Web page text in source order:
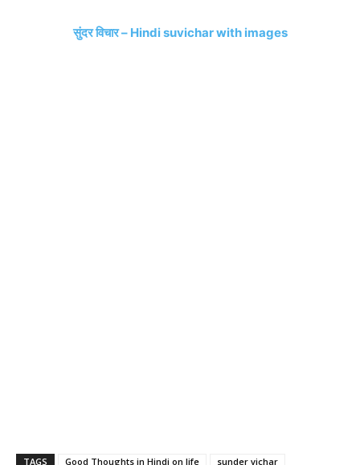
सुंदर विचार – Hindi suvichar with images
TAGS Good Thoughts in Hindi on life sunder vichar